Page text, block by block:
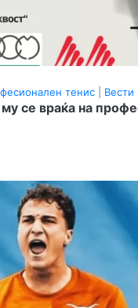
тенис Вести
се враќа на